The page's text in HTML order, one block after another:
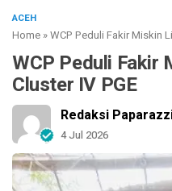
ACEH
Home »WCP Peduli Fakir Miskin
WCP Peduli Fakir
Cluster IV PGE
Redaksi
4 Jul 2026